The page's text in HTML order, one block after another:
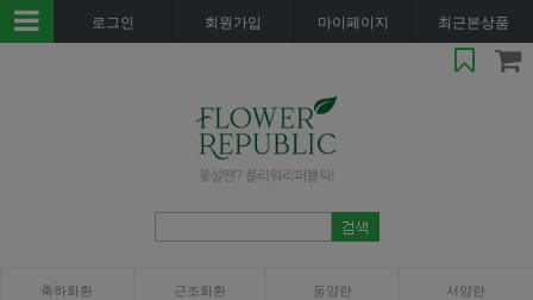
로그인 회원가입 마이페이지 최근본상품
축하화환 근조화환 동양란 서양란